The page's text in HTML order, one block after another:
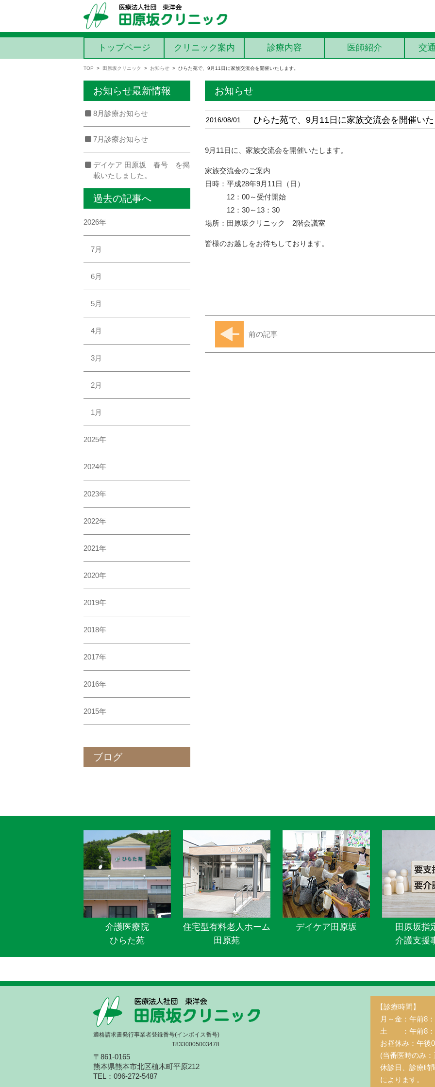
コンテンツに移動
トップページ クリニック案内 診療内容 医師紹介 交
TOP > 田原坂クリニック > お知らせ > ひらた苑で、9月11日に家族交流会を開催いたします。
お知らせ
2016/08/01 ひらた苑で、9月11日に家族交流会を開催い
9月11日に、家族交流会を開催いたします。
家族交流会のご案内
日時：平成28年9月11日（日）
12：00～受付開始
12：30～13：30
場所：田原坂クリニック 2階会議室
皆様のお越しをお待ちしております。
前の記事
お知らせ最新情報
8月診療お知らせ
7月診療お知らせ
デイケア 田原坂 春号 を掲
載いたしました。
過去の記事へ
2026年
7月
6月
5月
4月
3月
2月
1月
2025年
2024年
2023年
2022年
2021年
2020年
2019年
2018年
2017年
2016年
2015年
ブログ
介護医療院
ひらた苑
住宅型有料老人ホーム
田原苑
デイケア田原坂
田原坂指
介護支援
適格請求書発行事業者登録番号(インボイス番号)
T8330005003478
〒861-0165
熊本県熊本市北区植木町平原212
TEL：096-272-5487
【診療時間】
月～金：午前8
土 ：午前8：
お昼休み：午後
(当番医時のみ
休診日、診療時
によります。